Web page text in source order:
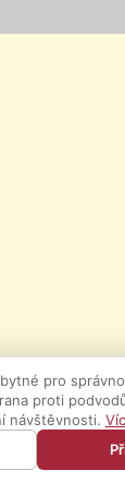
pro
proti
návštěvnosti.